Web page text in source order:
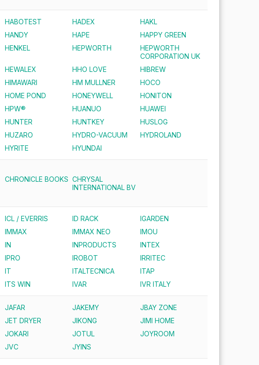
HABOTEST HADEX
HAKL
HANDY HAPE
HAPPY GREEN
HENKEL HEPWORTH
HEPWORTH
CORPORATION UK
HEWALEX HHO LOVE
HIBREW
HIMAWARI HM MULLNER
HOCO
HOME POND HONEYWELL
HONITON
HPW® HUANUO
HUAWEI
HUNTER HUNTKEY
HUSLOG
HUZARO HYDRO-VACUUM
HYDROLAND
HYRITE HYUNDAI
CHRONICLE BOOKS CHRYSAL
INTERNATIONAL BV
ICL / EVERRIS ID RACK
IGARDEN
IMMAX IMMAX NEO
IMOU
IN INPRODUCTS
INTEX
IPRO IROBOT
IRRITEC
IT ITALTECNICA
ITAP
ITS WIN IVAR IVR ITALY
JAFAR JAKEMY
JBAY ZONE
JET DRYER JIKONG
JIMI HOME
JOKARI JOTUL
JOYROOM
JVC JYINS